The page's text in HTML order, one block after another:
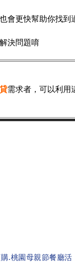
會更快幫助你找到
決問題唷
需求者，可以利用
.桃園母親節餐廳活